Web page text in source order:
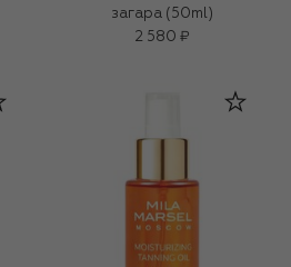
загара (50ml)
2 580 ₽